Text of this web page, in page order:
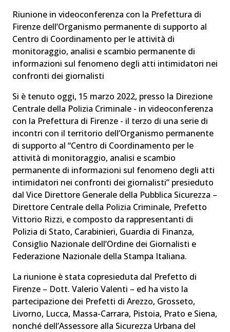
Riunione in videoconferenza con la Prefettura di
Firenze dell’Organismo permanente di supporto al
Centro di Coordinamento per le attività di
monitoraggio, analisi e scambio permanente di
informazioni sul fenomeno degli atti intimidatori nei
confronti dei giornalisti
Si è tenuto oggi, 15 marzo 2022, presso la Direzione
Centrale della Polizia Criminale - in videoconferenza
con la Prefettura di Firenze - il terzo di una serie di
incontri con il territorio dell’Organismo permanente
di supporto al “Centro di Coordinamento per le
attività di monitoraggio, analisi e scambio
permanente di informazioni sul fenomeno degli atti
intimidatori nei confronti dei giornalisti” presieduto
dal Vice Direttore Generale della Pubblica Sicurezza –
Direttore Centrale della Polizia Criminale, Prefetto
Vittorio Rizzi, e composto da rappresentanti di
Polizia di Stato, Carabinieri, Guardia di Finanza,
Consiglio Nazionale dell’Ordine dei Giornalisti e
Federazione Nazionale della Stampa Italiana.
La riunione è stata copresieduta dal Prefetto di
Firenze – Dott. Valerio Valenti – ed ha visto la
partecipazione dei Prefetti di Arezzo, Grosseto,
Livorno, Lucca, Massa-Carrara, Pistoia, Prato e Siena,
nonché dell’Assessore alla Sicurezza Urbana del